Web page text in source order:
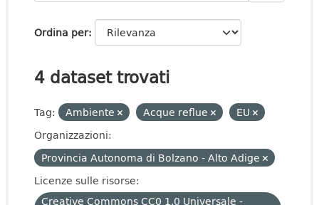
Ordina per
4 dataset trovati
Tag: Ambiente Acque reflue
EU
Organizzazioni:
Provincia Autonoma di Bolzano - Alto Adige
Licenze sulle risorse:
Creative Commons CC0 1.0 Universale -